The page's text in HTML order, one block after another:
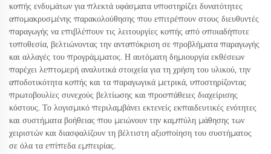
κοπής ενδυμάτων για πλεκτά υφάσματα υποστηρίζει δυνατότητες
απομακρυσμένης παρακολούθησης που επιτρέπουν στους διευθυντές
παραγωγής να επιβλέπουν τις λειτουργίες κοπής από οποιαδήποτε
τοποθεσία, βελτιώνοντας την ανταπόκριση σε προβλήματα παραγωγής
και αλλαγές του προγράμματος. Η αυτόματη δημιουργία εκθέσεων
παρέχει λεπτομερή αναλυτικά στοιχεία για τη χρήση του υλικού, την
αποδοτικότητα κοπής και τα παραγωγικά μετρικά, υποστηρίζοντας
πρωτοβουλίες συνεχούς βελτίωσης και προσπάθειες διαχείρισης
κόστους. Το λογισμικό περιλαμβάνει εκτενείς εκπαιδευτικές ενότητες
και συστήματα βοήθειας που μειώνουν την καμπύλη μάθησης των
χειριστών και διασφαλίζουν τη βέλτιστη αξιοποίηση του συστήματος
σε όλα τα επίπεδα εμπειρίας.